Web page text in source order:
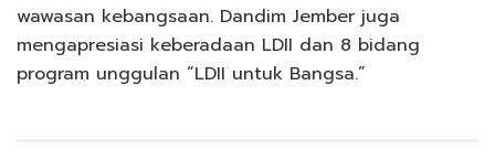
wawasan kebangsaan. Dandim Jember juga
mengapresiasi keberadaan LDII dan 8 bidang
program unggulan “LDII untuk Bangsa.”